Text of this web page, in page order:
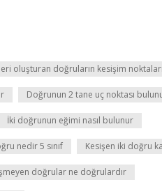
oluşturan doğruların kesişim
Doğrunun 2 tane uç noktası
İki doğrunun eğimi nasıl bulunur
nedir 5 sınıf Kesişen iki doğru
doğrular ne doğrulardır